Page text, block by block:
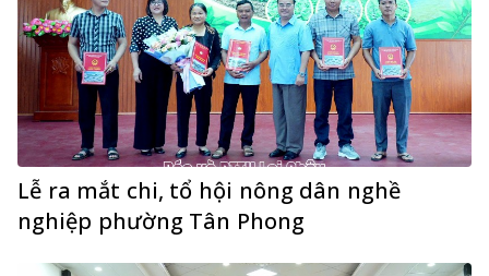
Lễ ra mắt chi, tổ hội nông dân nghề
nghiệp phường Tân Phong